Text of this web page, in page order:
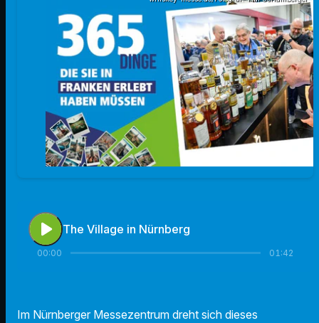
play_arrow The Village in Nürnberg
00:00 01:42
Im Nürnberger Messezentrum dreht sich dieses